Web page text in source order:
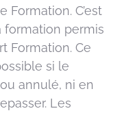
Formation. C’est
permis
Formation. Ce
si le
annulé, ni en
Les